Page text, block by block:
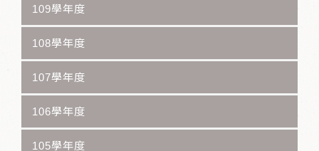
109學年度
108學年度
107學年度
106學年度
105學年度